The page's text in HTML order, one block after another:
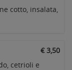
cotto, insalata,
€ 3,50
cetrioli e